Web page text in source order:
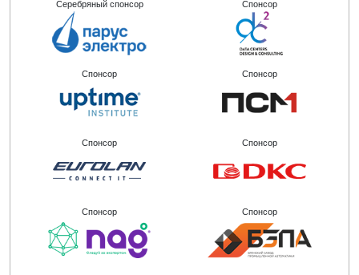
Серебряный спонсор Спонсор
Спонсор Спонсор
Спонсор Спонсор
Спонсор Спонсор